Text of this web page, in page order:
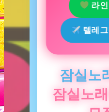
라
텔레
잠실노
잠실노